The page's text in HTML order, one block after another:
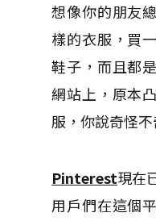
想像你的朋友
樣的衣服，買
鞋子，而且都
網站上，原本
服，你說奇怪不
Pinterest現在
用戶們在這個